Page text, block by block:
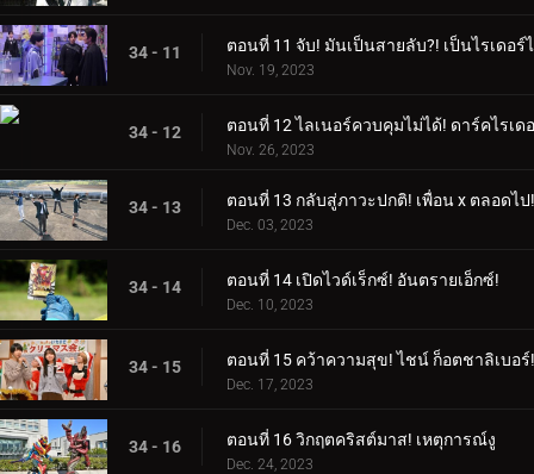
34 - 11 ตอนที่ 11 จับ! มันเป็นสายลับ?! เป็นไรเดอร์
Nov. 19, 2023
34 - 12 ตอนที่ 12 ไลเนอร์ควบคุมไม่ได้! ดาร์คไรเด
Nov. 26, 2023
34 - 13 ตอนที่ 13 กลับสู่ภาวะปกติ! เพื่อน x ตลอดไป!
Dec. 03, 2023
34 - 14 ตอนที่ 14 เปิดไวด์เร็กซ์! อันตรายเอ็กซ์!
Dec. 10, 2023
34 - 15 ตอนที่ 15 คว้าความสุข! ไชน์ ก็อตชาลิเบอร์!
Dec. 17, 2023
34 - 16 ตอนที่ 16 วิกฤตคริสต์มาส! เหตุการณ์งู
Dec. 24, 2023